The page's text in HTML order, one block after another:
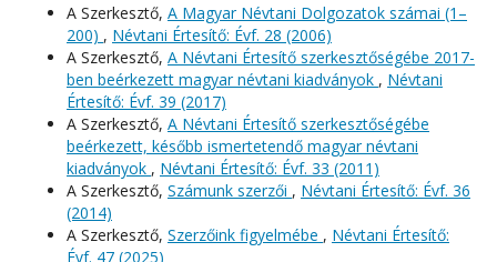
A Szerkesztő, A Magyar Névtani Dolgozatok számai (1–
200) , Névtani Értesítő: Évf. 28 (2006)
A Szerkesztő, A Névtani Értesítő szerkesztőségébe 2017-
ben beérkezett magyar névtani kiadványok , Névtani
Értesítő: Évf. 39 (2017)
A Szerkesztő, A Névtani Értesítő szerkesztőségébe
beérkezett, később ismertetendő magyar névtani
kiadványok , Névtani Értesítő: Évf. 33 (2011)
A Szerkesztő, Számunk szerzői , Névtani Értesítő: Évf. 36
(2014)
A Szerkesztő, Szerzőink figyelmébe , Névtani Értesítő:
Évf. 47 (2025)